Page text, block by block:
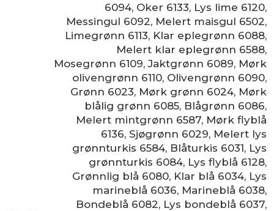
6094, Oker 6133, Lys lime 6120,
Messingul 6092, Melert maisgul 6502,
Limegrønn 6113, Klar eplegrønn 6088,
Melert klar eplegrønn 6588,
Mosegrønn 6109,Jaktgrønn 6089, Mørk
olivengrønn 6110, Olivengrønn 6090,
Grønn 6023, Mørk grønn 6024, Mørk
blålig grønn 6085, Blågrønn 6086,
Melert mintgrønn 6587, Mørk flyblå
6136, Sjøgrønn 6029, Melert lys
grønnturkis 6584, Blåturkis 6031, Lys
grønnturkis 6084, Lys flyblå 6128,
Grønnlig blå 6080, Klar blå 6034, Lys
marineblå 6036, Marineblå 6038,
Bondeblå 6082, Lys bondeblå 6037,